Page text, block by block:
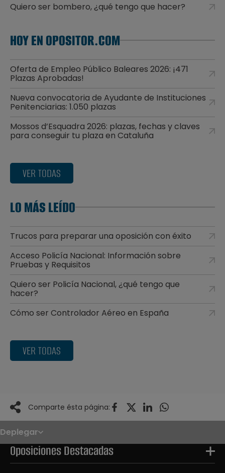
Quiero ser bombero, ¿qué tengo que hacer?
HOY EN OPOSITOR.COM
Oferta de Empleo Público Baleares 2026: ¡471
Plazas Aprobadas!
Nueva convocatoria de Ayudante de Instituciones
Penitenciarias: 1.050 plazas
Mossos d’Esquadra 2026: plazas, fechas y claves
para conseguir tu plaza en Cataluña
VER TODAS
LO MÁS LEÍDO
Trucos para preparar una oposición con éxito
Acceso Policía Nacional: Información sobre
Pruebas y Requisitos
Quiero ser Policía Nacional, ¿qué tengo que
hacer?
Cómo ser Controlador Aéreo en España
VER TODAS
Comparte ésta página:
Deplegar
Noticias
Oposiciones
Convocatorias
Paso paso
Oposiciones Destacadas